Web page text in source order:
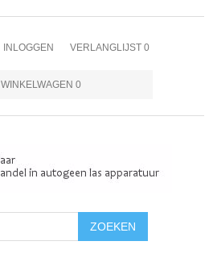
INLOGGEN VERLANGLIJST 0
WINKELWAGEN 0